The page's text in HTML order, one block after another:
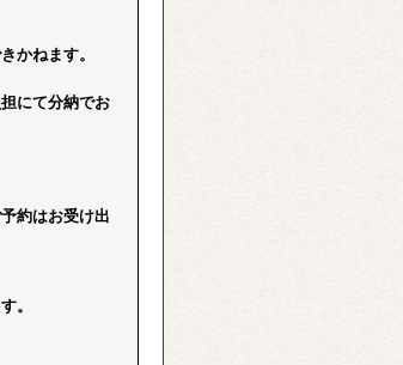
かねます。
にて分納でお
約はお受け出
。